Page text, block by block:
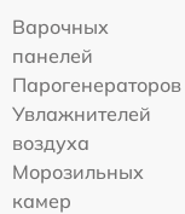
Варочных
панелей
Парогенераторов
Увлажнителей
воздуха
Морозильных
камер